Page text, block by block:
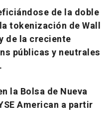
de la doble
tokenización de Wall
de la creciente
públicas y neutrales
la Bolsa de Nueva
American a partir